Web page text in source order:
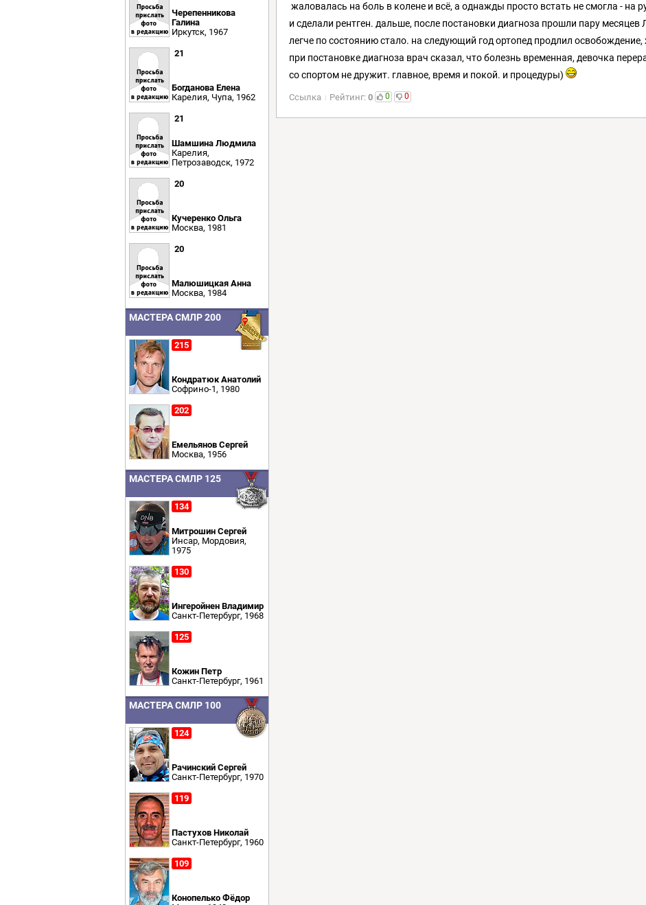
Черепенникова
Галина
Иркутск, 1967
21
Богданова Елена
Карелия, Чупа, 1962
21
Шамшина Людмила
Карелия,
Петрозаводск, 1972
20
Кучеренко Ольга
Москва, 1981
20
Малюшицкая Анна
Москва, 1984
МАСТЕРА СМЛР 200
215
Кондратюк Анатолий
Софрино-1, 1980
202
Емельянов Сергей
Москва, 1956
МАСТЕРА СМЛР 125
134
Митрошин Сергей
Инсар, Мордовия,
1975
130
Ингеройнен Владимир
Санкт-Петербург, 1968
125
Кожин Петр
Санкт-Петербург, 1961
МАСТЕРА СМЛР 100
124
Рачинский Сергей
Санкт-Петербург, 1970
119
Пастухов Николай
Санкт-Петербург, 1960
109
Конопелько Фёдор
жаловалась на боль в колене и всё, а однажды просто встать не смогла - на
и сделали рентген. дальше, после постановки диагноза прошли пару
легче по состоянию стало. на следующий год ортопед продлил
при постановке диагноза врач сказал, что болезнь временная, девочка
со спортом не дружит. главное, время и покой. и процедуры)
Ссылка Рейтинг:0 0 0